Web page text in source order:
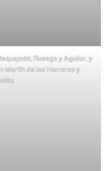
Ruesga y Aguilar, y
Martín de los Herreros y